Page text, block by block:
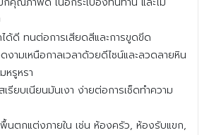
ด้ดี ทนต่อการเสียดสีและการขูดขีด
งามเหนือกาลเวลาด้วยดีไซน์และลวดลายหิน
หรูหรา
รียบเนียนมันเงา ง่ายต่อการเช็ดทำความ
พื้นตกแต่งภายใน เช่น ห้องครัว, ห้องรับแขก,